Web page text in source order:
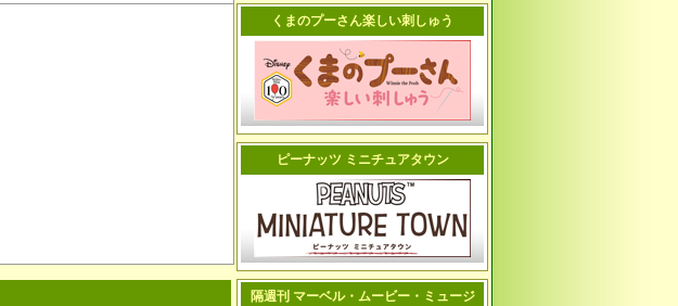
くまのプーさん楽しい刺しゅう
ピーナッツ ミニチュアタウン
隔週刊 マーベル・ムービー・ミュージ